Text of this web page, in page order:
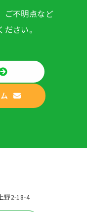
ご不明点など
さい。
野2-18-4